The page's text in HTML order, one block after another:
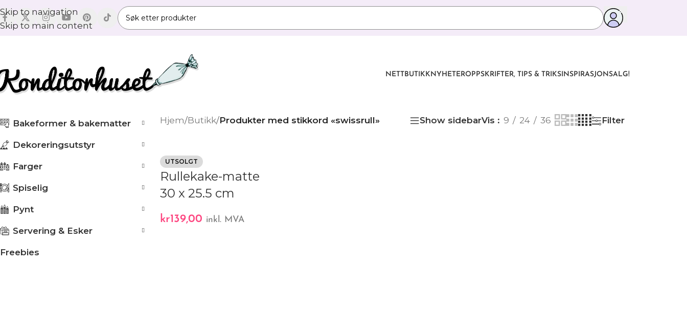
Skip to navigation
Skip to main content
NETTBUTIKK NYHETEROPPSKRIFTER, TIPS & TRIKS INSPIRASJONSALG!
Bakeformer & bakematter
Dekoreringsutstyr
Farger
Spiselig
Pynt
Servering & Esker
Freebies
Hjem/Butikk/Produkter med stikkord «swissrull» Show sidebarVis 9 24 36 Filter
UTSOLGT
Rullekake-matte
30 x 25.5 cm
kr139,00 inkl. MVA